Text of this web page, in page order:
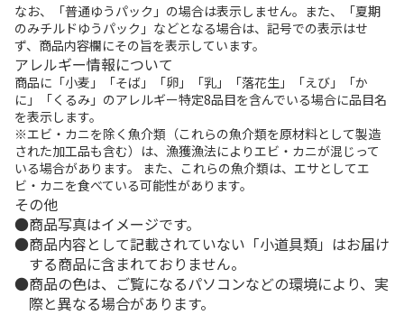
なお、「普通ゆうパック」の場合は表示しません。また、「夏期
のみチルドゆうパック」などとなる場合は、記号での表示はせ
ず、商品内容欄にその旨を表示しています。
アレルギー情報について
商品に「小麦」「そば」「卵」「乳」「落花生」「えび」「か
に」「くるみ」のアレルギー特定8品目を含んでいる場合に品目名
を表示します。
※エビ・カニを除く魚介類（これらの魚介類を原材料として製造
された加工品も含む）は、漁獲漁法によりエビ・カニが混じって
いる場合があります。 また、これらの魚介類は、エサとしてエ
ビ・カニを食べている可能性があります。
その他
商品写真はイメージです。
商品内容として記載されていない「小道具類」はお届け
する商品に含まれておりません。
商品の色は、ご覧になるパソコンなどの環境により、実
際と異なる場合があります。